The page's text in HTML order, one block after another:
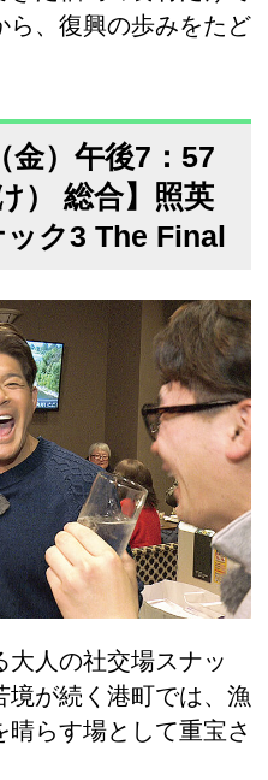
ら、復興の歩みをたど
金）午後7：57
） 総合】照英
ク3 The Final
人の社交場スナッ
境が続く港町では、漁
らす場として重宝さ